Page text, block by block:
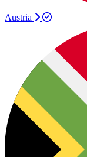
Austria